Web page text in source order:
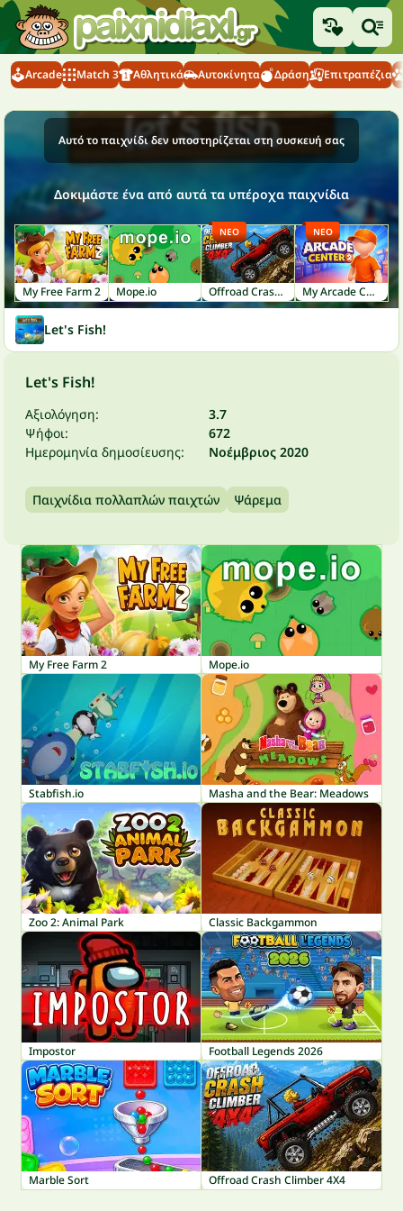
Arcade Match 3 Αθλητικά Αυτοκίνητα Δράση Επιτραπέζια
Αυτό το παιχνίδι δεν υποστηρίζεται στη συσκευή σας
Δοκιμάστε ένα από αυτά τα υπέροχα παιχνίδια
My Free Farm 2 Mope.io Offroad Crash Climber 4X4
ΝΈΟ
My Arcade Center 2
ΝΈΟ
Let's Fish!
Let's Fish!
Αξιολόγηση:
3.7
Ψήφοι:
672
Ημερομηνία δημοσίευσης:
Νοέμβριος 2020
Παιχνίδια πολλαπλών παιχτών Ψάρεμα
My Free Farm 2 Mope.io
Stabfish.io Masha and the Bear: Meadows
Zoo 2: Animal Park Classic Backgammon
Impostor Football Legends 2026
Marble Sort Offroad Crash Climber 4X4